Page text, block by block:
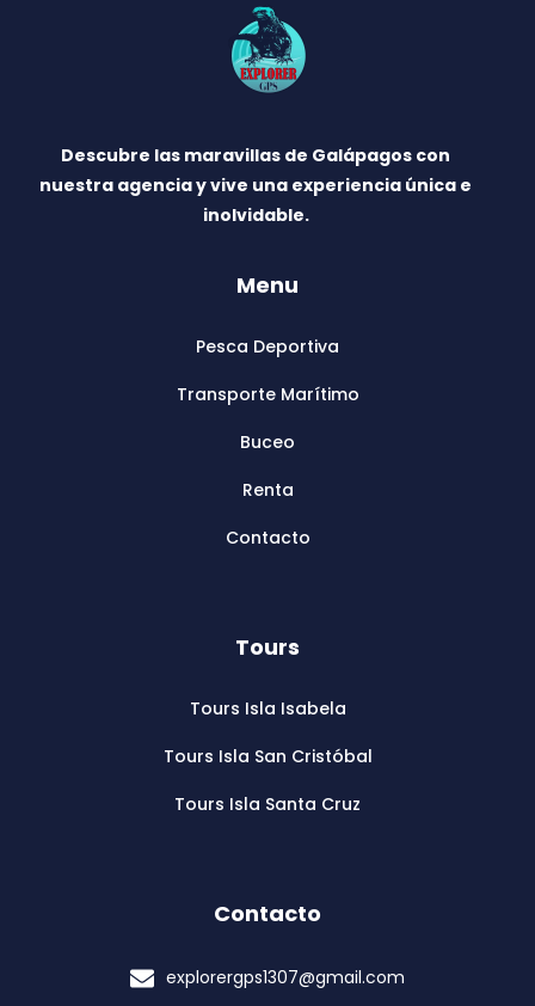
Descubre las maravillas de Galápagos con
nuestra agencia y vive una experiencia única e
inolvidable.
Menu
Pesca Deportiva
Transporte Marítimo
Buceo
Renta
Contacto
Tours
Tours Isla Isabela
Tours Isla San Cristóbal
Tours Isla Santa Cruz
Contacto
explorergps1307@gmail.com